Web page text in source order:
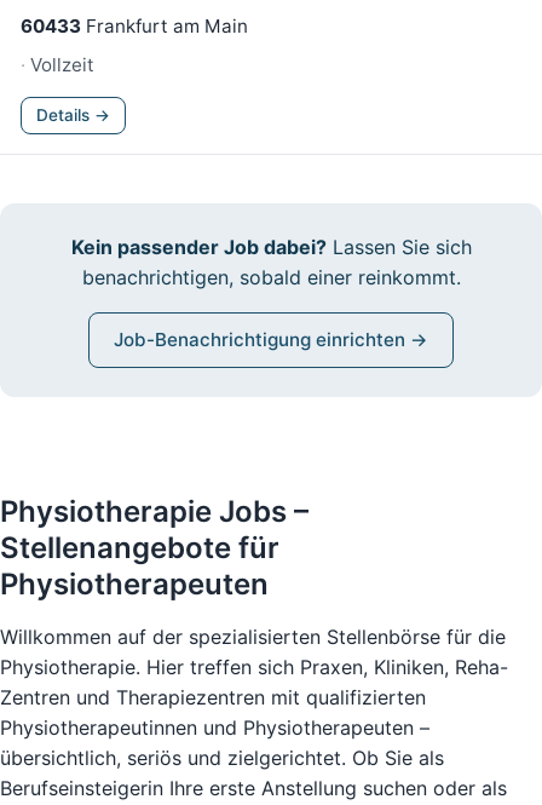
60433 Frankfurt am Main
Vollzeit
Details →
Kein passender Job dabei?Lassen Sie sich
benachrichtigen, sobald einer reinkommt.
Job-Benachrichtigung einrichten →
Physiotherapie Jobs –
Stellenangebote für
Physiotherapeuten
Willkommen auf der spezialisierten Stellenbörse für die
Physiotherapie. Hier treffen sich Praxen, Kliniken, Reha-
Zentren und Therapiezentren mit qualifizierten
Physiotherapeutinnen und Physiotherapeuten –
übersichtlich, seriös und zielgerichtet. Ob Sie als
Berufseinsteigerin Ihre erste Anstellung suchen oder als